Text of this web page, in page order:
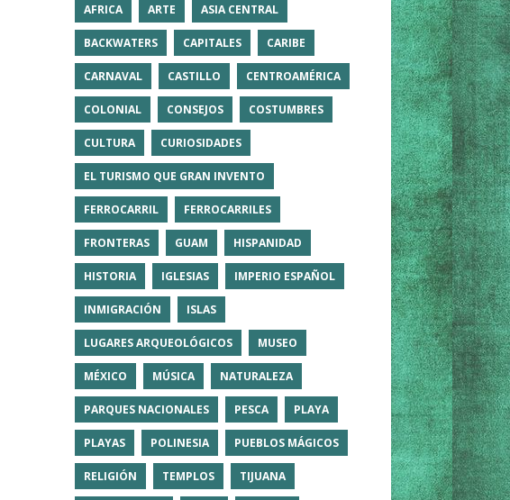
AFRICA ARTE ASIA CENTRAL
BACKWATERS CAPITALES CARIBE
CARNAVAL CASTILLO CENTROAMÉRICA
COLONIAL CONSEJOS COSTUMBRES
CULTURA CURIOSIDADES
EL TURISMO QUE GRAN INVENTO
FERROCARRIL FERROCARRILES
FRONTERAS GUAM HISPANIDAD
HISTORIA IGLESIAS IMPERIO ESPAÑOL
INMIGRACIÓN ISLAS
LUGARES ARQUEOLÓGICOS MUSEO
MÉXICO MÚSICA NATURALEZA
PARQUES NACIONALES PESCA PLAYA
PLAYAS POLINESIA PUEBLOS MÁGICOS
RELIGIÓN TEMPLOS TIJUANA